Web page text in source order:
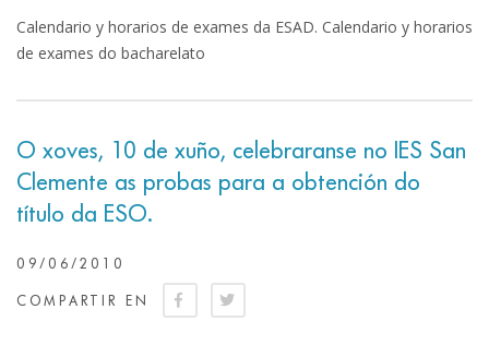
Calendario y horarios de exames da ESAD. Calendario y horarios
de exames do bacharelato
O xoves, 10 de xuño, celebraranse no IES San
Clemente as probas para a obtención do
título da ESO.
09/06/2010
COMPARTIR EN